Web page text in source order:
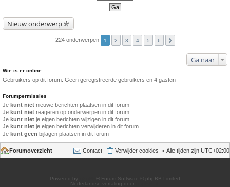
Nieuw onderwerp
224 onderwerpen 1 2 3 4 5 6
Ga naar
Wie is er online
Gebruikers op dit forum: Geen geregistreerde gebruikers en 4 gasten
Forumpermissies
Je kunt niet nieuwe berichten plaatsen in dit forum
Je kunt niet reageren op onderwerpen in dit forum
Je kunt niet je eigen berichten wijzigen in dit forum
Je kunt niet je eigen berichten verwijderen in dit forum
Je kunt geen bijlagen plaatsen in dit forum
Forumoverzicht Alle tijden zijn UTC+02:00
Verwijder cookies
Contact
Powered by
® Forum Software © phpBB Limited
Nederlandse vertaling door